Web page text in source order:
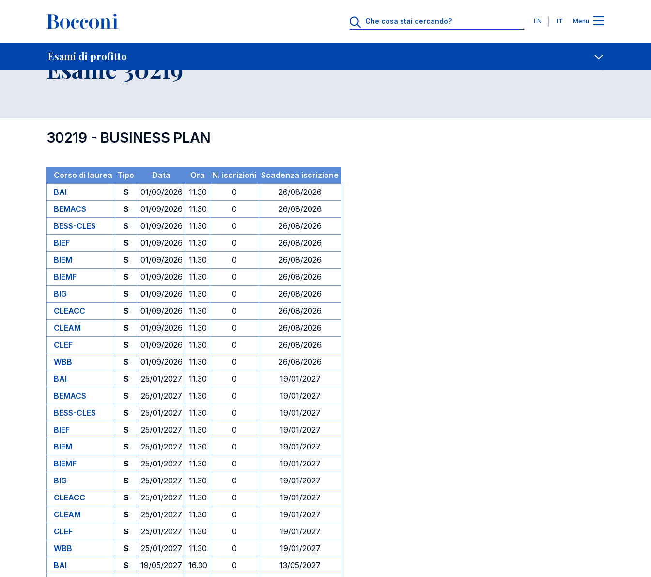
Lingue
EN IT Menu
Esami di profitto
Home Per studenti iscritti Contatti
Esame 30219
30219 - BUSINESS PLAN
Corso di laurea Tipo Data Ora N. iscrizioni Scadenza iscrizione
BAI
S 01/09/2026 11.30 0
26/08/2026
BEMACS
S 01/09/2026 11.30 0
26/08/2026
BESS-CLES
S 01/09/2026 11.30 0
26/08/2026
BIEF
S 01/09/2026 11.30 0
26/08/2026
BIEM
S 01/09/2026 11.30 0
26/08/2026
BIEMF
S 01/09/2026 11.30 0
26/08/2026
BIG
S 01/09/2026 11.30 0
26/08/2026
CLEACC
S 01/09/2026 11.30 0
26/08/2026
CLEAM
S 01/09/2026 11.30 0
26/08/2026
CLEF
S 01/09/2026 11.30 0
26/08/2026
WBB
S 01/09/2026 11.30 0
26/08/2026
BAI
S 25/01/2027 11.30 0
19/01/2027
BEMACS
S 25/01/2027 11.30 0
19/01/2027
BESS-CLES
S 25/01/2027 11.30 0
19/01/2027
BIEF
S 25/01/2027 11.30 0
19/01/2027
BIEM
S 25/01/2027 11.30 0
19/01/2027
BIEMF
S 25/01/2027 11.30 0
19/01/2027
BIG
S 25/01/2027 11.30 0
19/01/2027
CLEACC
S 25/01/2027 11.30 0
19/01/2027
CLEAM
S 25/01/2027 11.30 0
19/01/2027
CLEF
S 25/01/2027 11.30 0
19/01/2027
WBB
S 25/01/2027 11.30 0
19/01/2027
BAI
S 19/05/2027 16.30 0
13/05/2027